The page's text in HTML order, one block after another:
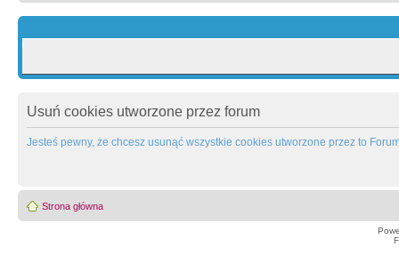
Usuń cookies utworzone przez forum
Jesteś pewny, że chcesz usunąć wszystkie cookies utworzone przez to
Strona główna